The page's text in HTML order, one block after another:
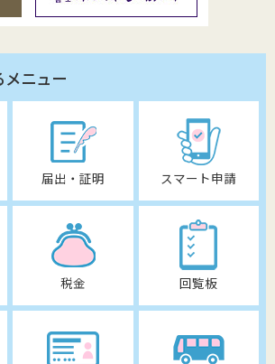
メニュー
届出・証明 スマート申請
税金 回覧板